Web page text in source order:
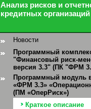
Анализ рисков и
кредитных организаций
Новости
Программный
"Финансовый риск-
версия 3.3" (ПК "ФРМ
Программный модуль
«ФРМ 3.3»
(ПМ «ОперРиск»)
Краткое описание